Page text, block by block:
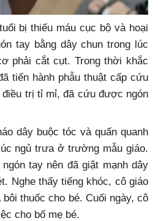
bị thiếu máu cục bộ và hoại
tay bằng dây chun trong lúc
phải cắt cụt. Trong thời khắc
tiến hành phẫu thuật cấp cứu
trị tỉ mỉ, đã cứu được ngón
dây buộc tóc và quấn quanh
ngủ trưa ở trường mẫu giáo.
tay nên đã giật mạnh dây
Nghe thấy tiếng khóc, cô giáo
thuốc cho bé. Cuối ngày, cô
cho bố mẹ bé.